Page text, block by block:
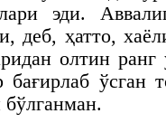
эди.
деб, ҳатто,
олтин
бағирлаб ўсган